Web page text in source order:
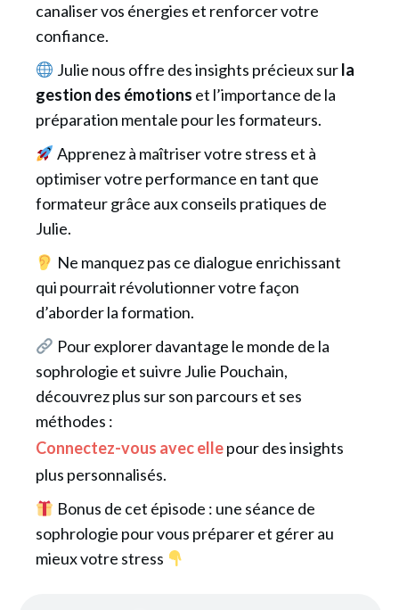
canaliser vos énergies et renforcer votre
confiance.
Julie nous offre des insights précieux surla
gestion des émotions et l’importance de la
préparation mentale pour les formateurs.
Apprenez à maîtriser votre stress et à
optimiser votre performance en tant que
formateur grâce aux conseils pratiques de
Julie.
Ne manquez pas ce dialogue enrichissant
qui pourrait révolutionner votre façon
d’aborder la formation.
Pour explorer davantage le monde de la
sophrologie et suivre Julie Pouchain,
découvrez plus sur son parcours et ses
méthodes :
Connectez-vous avec ellepour des insights
plus personnalisés.
Bonus de cet épisode : une séance de
sophrologie pour vous préparer et gérer au
mieux votre stress